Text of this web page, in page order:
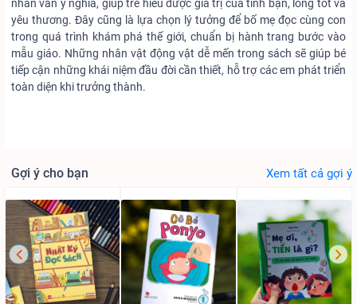
nhân văn ý nghĩa, giúp trẻ hiểu được giá trị của tình bạn, lòng tốt và
yêu thương. Đây cũng là lựa chọn lý tưởng để bố mẹ đọc cùng con
trong quá trình khám phá thế giới, chuẩn bị hành trang bước vào
mẫu giáo. Những nhân vật động vật dễ mến trong sách sẽ giúp bé
tiếp cận những khái niệm đầu đời cần thiết, hỗ trợ các em phát triển
toàn diện khi trưởng thành.
Gợi ý cho bạn Xem tất cả gợi ý